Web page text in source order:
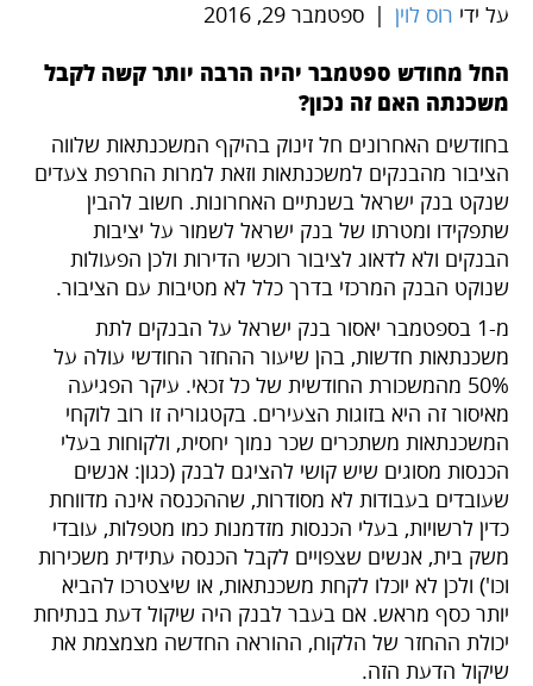
על ידי רוס לוין | ספטמבר 29, 2016
החל מחודש ספטמבר יהיה הרבה יותר קשה לקבל
משכנתה האם זה נכון?
בחודשים האחרונים חל זינוק בהיקף המשכנתאות שלווה
הציבור מהבנקים למשכנתאות וזאת למרות החרפת צעדים
שנקט בנק ישראל בשנתיים האחרונות. חשוב להבין
שתפקידו ומטרתו של בנק ישראל לשמור על יציבות
הבנקים ולא לדאוג לציבור רוכשי הדירות ולכן הפעולות
שנוקט הבנק המרכזי בדרך כלל לא מטיבות עם הציבור.
מ-1 בספטמבר יאסור בנק ישראל על הבנקים לתת
משכנתאות חדשות, בהן שיעור ההחזר החודשי עולה על
50% מהמשכורת החודשית של כל זכאי. עיקר הפגיעה
מאיסור זה היא בזוגות הצעירים. בקטגוריה זו רוב לוקחי
המשכנתאות משתכרים שכר נמוך יחסית, ולקוחות בעלי
הכנסות מסוגים שיש קושי להציגם לבנק (כגון: אנשים
שעובדים בעבודות לא מסודרות, שההכנסה אינה מדווחת
כדין לרשויות, בעלי הכנסות מזדמנות כמו מטפלות, עובדי
משק בית, אנשים שצפויים לקבל הכנסה עתידית משכירות
וכו') ולכן לא יוכלו לקחת משכנתאות, או שיצטרכו להביא
יותר כסף מראש. אם בעבר לבנק היה שיקול דעת בנתיחת
יכולת ההחזר של הלקוח, ההוראה החדשה מצמצמת את
שיקול הדעת הזה.